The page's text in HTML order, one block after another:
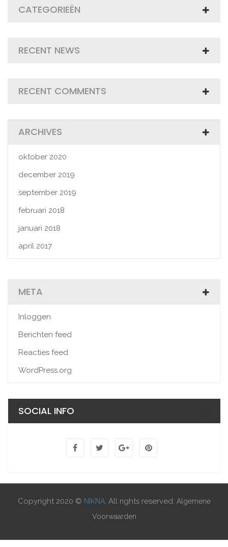
CATEGORIEËN
RECENT NEWS
RECENT COMMENTS
ARCHIVES
oktober 2020
december 2019
september 2019
februari 2018
januari 2018
april 2017
META
Inloggen
Berichten feed
Reacties feed
WordPress.org
SOCIAL INFO
Copyright 2020 © NIKNA. All rights reserved. Algemene
Voorwaarden